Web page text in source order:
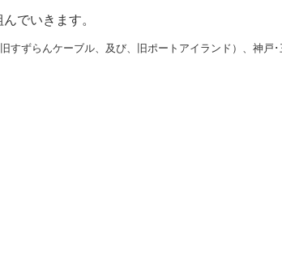
でいきます。
すずらんケーブル、及び、旧ポートアイランド）、神戸･